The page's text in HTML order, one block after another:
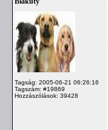
Tagság: 2005-06-21 06:26:16
Tagszám: #19869
Hozzászólások: 39428